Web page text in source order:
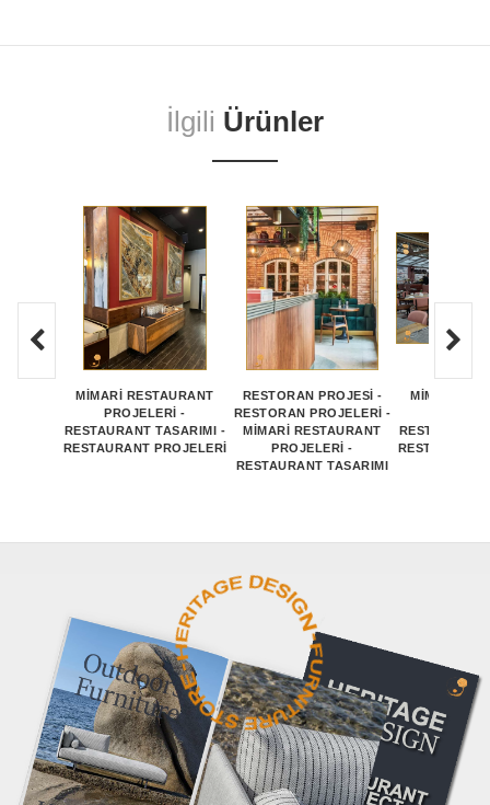
İlgili Ürünler
MİMARİ RESTAURANT
PROJELERİ -
RESTAURANT TASARIMI -
RESTAURANT PROJELERİ
RESTORAN PROJESİ -
RESTORAN PROJELERİ -
MİMARİ RESTAURANT
PROJELERİ -
RESTAURANT TASARIMI
MİMARİ
RESTAURANT